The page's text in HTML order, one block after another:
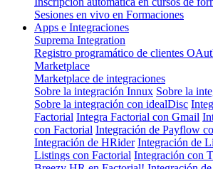
Sesiones en vivo en Formaciones
Apps e Integraciones
Suprema Integration
Registro programático de clientes
Marketplace
Marketplace de integraciones
Sobre la integración Innux Sobre la
Sobre la integración con idealDisc
Factorial Integra Factorial con Gmail
con Factorial Integración de Payflow
Integración de HRider Integración de
Listings con Factorial Integración con